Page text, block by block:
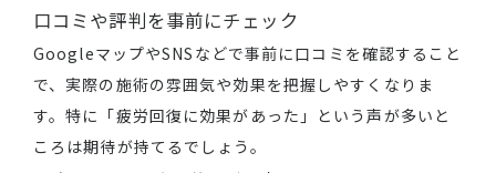
口コミや評判を事前にチェック
GoogleマップやSNSなどで事前に口コミを確認すること
で、実際の施術の雰囲気や効果を把握しやすくなりま
す。特に「疲労回復に効果があった」という声が多いと
ころは期待が持てるでしょう。